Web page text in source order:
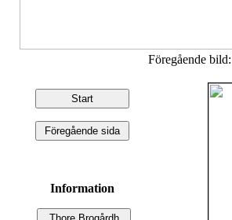
Information
Föregående bild: